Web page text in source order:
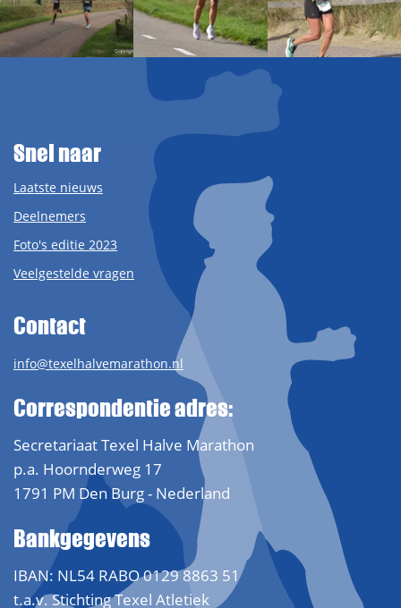
Snel naar
Laatste nieuws
Deelnemers
Foto's editie 2023
Veelgestelde vragen
Contact
info@texelhalvemarathon.nl
Correspondentie adres:
Secretariaat Texel Halve Marathon
p.a. Hoornderweg 17
1791 PM Den Burg - Nederland
Bankgegevens
IBAN: NL54 RABO 0129 8863 51
t.a.v. Stichting Texel Atletiek